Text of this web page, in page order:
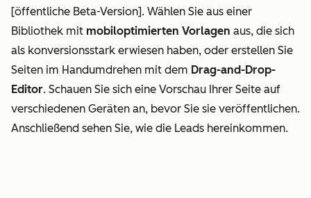
[öffentliche Beta-Version]. Wählen Sie aus einer
Bibliothek mit mobiloptimierten Vorlagen aus, die sich
als konversionsstark erwiesen haben, oder erstellen Sie
Seiten im Handumdrehen mit dem Drag-and-Drop-
Editor. Schauen Sie sich eine Vorschau Ihrer Seite auf
verschiedenen Geräten an, bevor Sie sie veröffentlichen.
Anschließend sehen Sie, wie die Leads hereinkommen.